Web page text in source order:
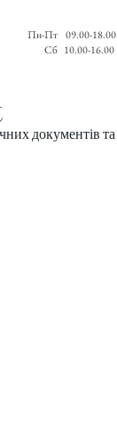
Пн-Пт
Сб
09.00-18.00
10.00-16.00
документів та